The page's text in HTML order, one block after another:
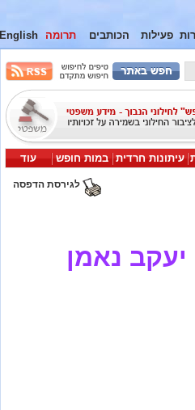
פעילות הכותבים תרומה English
עיתונות חרדית במות חופש עוד
לגירסת הדפסה
נאמן